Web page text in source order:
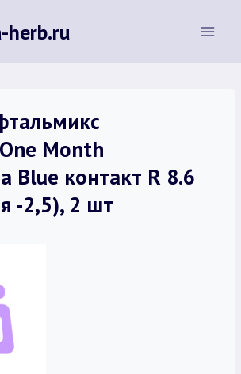
herb.ru
Month
Blue контакт R 8.6
-2,5), 2 шт